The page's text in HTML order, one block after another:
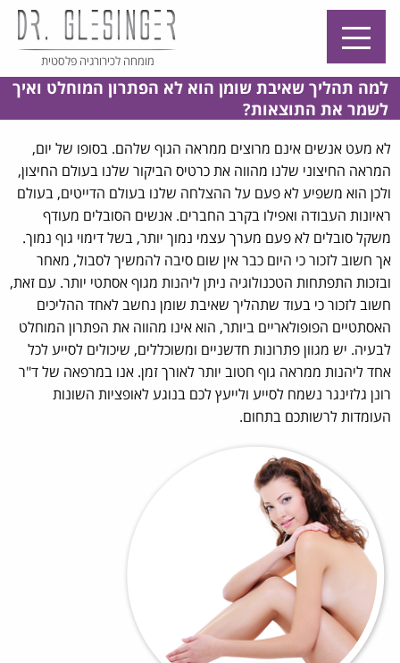
מומחה לכירורגיה פלסטית
למה תהליך שאיבת שומן הוא לא הפתרון המוחלט ואיך
לשמר את התוצאות?
לא מעט אנשים אינם מרוצים ממראה הגוף שלהם. בסופו של יום,
המראה החיצוני שלנו מהווה את כרטיס הביקור שלנו בעולם החיצון,
ולכן הוא משפיע לא פעם על ההצלחה שלנו בעולם הדייטים, בעולם
ראיונות העבודה ואפילו בקרב החברים. אנשים הסובלים מעודף
משקל סובלים לא פעם מערך עצמי נמוך יותר, בשל דימוי גוף נמוך.
אך חשוב לזכור כי היום כבר אין שום סיבה להמשיך לסבול, מאחר
ובזכות התפתחות הטכנולוגיה ניתן ליהנות מגוף אסתטי יותר. עם זאת,
חשוב לזכור כי בעוד שתהליך שאיבת שומן נחשב לאחד ההליכים
האסתטיים הפופולאריים ביותר, הוא אינו מהווה את הפתרון המוחלט
לבעיה. יש מגוון פתרונות חדשניים ומשוכללים, שיכולים לסייע לכל
אחד ליהנות ממראה גוף חטוב יותר לאורך זמן. אנו במרפאה של ד"ר
רונן גלזינגר נשמח לסייע ולייעץ לכם בנוגע לאופציות השונות
העומדות לרשותכם בתחום.